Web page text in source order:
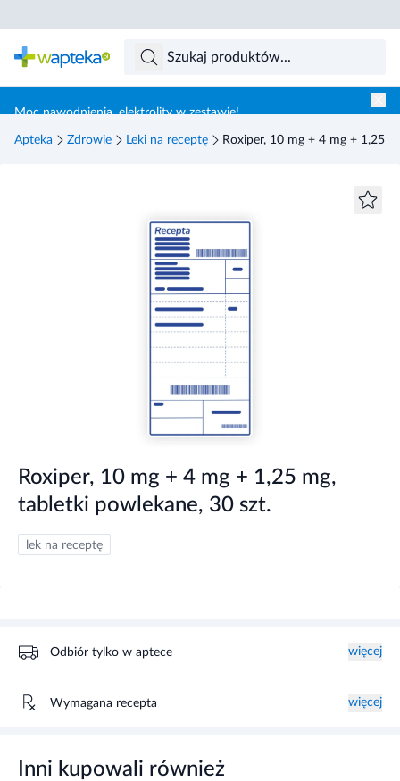
Moc nawodnienia, elektrolity w zestawie!
Apteka Zdrowie Leki na receptę Roxiper, 10 mg + 4 mg + 1,25
Roxiper, 10 mg + 4 mg + 1,25 mg,
tabletki powlekane, 30 szt.
lek na receptę
Odbiór tylko w aptece więcej
Wymagana recepta więcej
Inni kupowali również